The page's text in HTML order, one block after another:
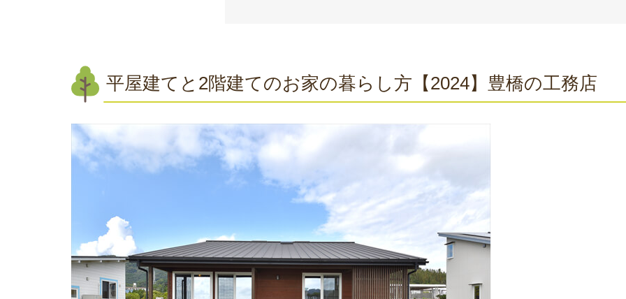
平屋建てと2階建てのお家の暮らし方【2024】豊橋の工務店